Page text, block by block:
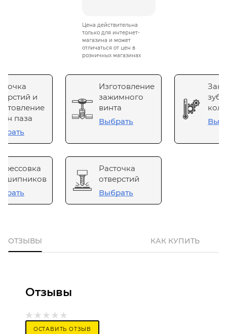
Цена действительна
только для интернет-
магазина и может
отличаться от цен в
розничных магазинах
и
паза
Изготовление
зажимного
винта
Выбрать
Расточка
отверстий
Выбрать
ОТЗЫВЫ КАК КУПИТЬ
Отзывы
ОСТАВИТЬ ОТЗЫВ